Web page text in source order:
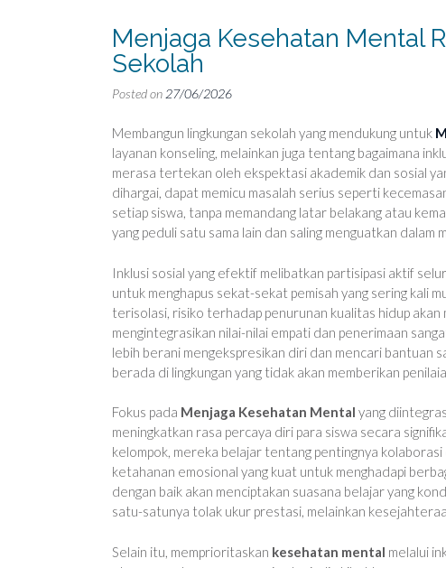
Menjaga Kesehatan Mental
Sekolah
Posted on 27/06/2026
Membangun lingkungan sekolah yang mendukung untuk
layanan konseling, melainkan juga tentang bagaimana
merasa tertekan oleh ekspektasi akademik dan sosial
dihargai, dapat memicu masalah serius seperti
setiap siswa, tanpa memandang latar belakang atau
yang peduli satu sama lain dan saling menguatkan dalam
Inklusi sosial yang efektif melibatkan partisipasi aktif
untuk menghapus sekat-sekat pemisah yang sering kali
terisolasi, risiko terhadap penurunan kualitas hidup
mengintegrasikan nilai-nilai empati dan penerimaan
lebih berani mengekspresikan diri dan mencari bantuan
berada di lingkungan yang tidak akan memberikan
Fokus pada Menjaga Kesehatan Mental yang
meningkatkan rasa percaya diri para siswa secara
kelompok, mereka belajar tentang pentingnya kolaborasi
ketahanan emosional yang kuat untuk menghadapi
dengan baik akan menciptakan suasana belajar yang
satu-satunya tolak ukur prestasi, melainkan
Selain itu, memprioritaskan kesehatan mental melalui